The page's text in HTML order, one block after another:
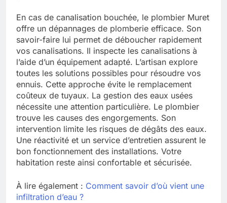
En cas de canalisation bouchée, le plombier Muret
offre un dépannages de plomberie efficace. Son
savoir-faire lui permet de déboucher rapidement
vos canalisations. Il inspecte les canalisations à
l’aide d’un équipement adapté. L’artisan explore
toutes les solutions possibles pour résoudre vos
ennuis. Cette approche évite le remplacement
coûteux de tuyaux. La gestion des eaux usées
nécessite une attention particulière. Le plombier
trouve les causes des engorgements. Son
intervention limite les risques de dégâts des eaux.
Une réactivité et un service d’entretien assurent le
bon fonctionnement des installations. Votre
habitation reste ainsi confortable et sécurisée.
À lire également : Comment savoir d’où vient une
infiltration d’eau ?